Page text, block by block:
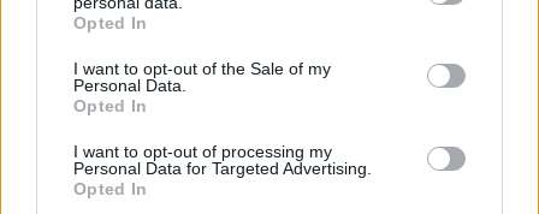
grant or deny consent to Google and its third-party tags to
use your data for below specified purposes in below Google
consent section.
Opted In
I want to opt-out of the Sale of my
Personal Data.
Opted In
I want to opt-out of processing my
Personal Data for Targeted Advertising.
Opted In
ένας ζωικός πληθυσμός θα μπορούσε να
ιού, αυτό μπορεί να επηρεάσει την πορεία της
πανδημίας.
Αν οι ιοί μεταφέρονται μεταξύ πληθυσμών
ανθρώπων και ζώων, μπορεί να προκύψουν